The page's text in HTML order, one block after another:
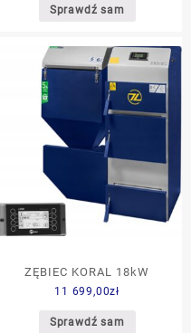
Sprawdź sam
ZĘBIEC KORAL 18kW
11 699,00zł
Sprawdź sam